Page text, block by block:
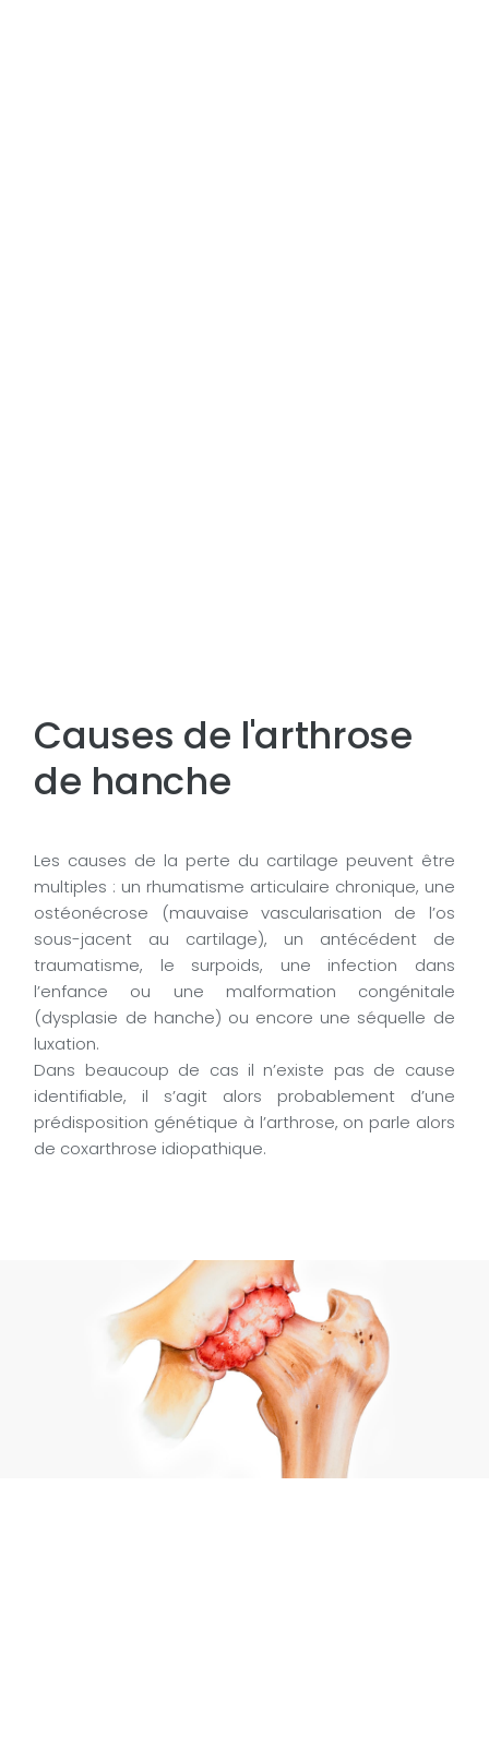
Causes de l'arthrose
de hanche
Les causes de la perte du cartilage peuvent être
multiples : un rhumatisme articulaire chronique, une
ostéonécrose (mauvaise vascularisation de l’os
sous-jacent au cartilage), un antécédent de
traumatisme, le surpoids, une infection dans
l’enfance ou une malformation congénitale
(dysplasie de hanche) ou encore une séquelle de
luxation.
Dans beaucoup de cas il n’existe pas de cause
identifiable, il s’agit alors probablement d’une
prédisposition génétique à l’arthrose, on parle alors
de coxarthrose idiopathique.